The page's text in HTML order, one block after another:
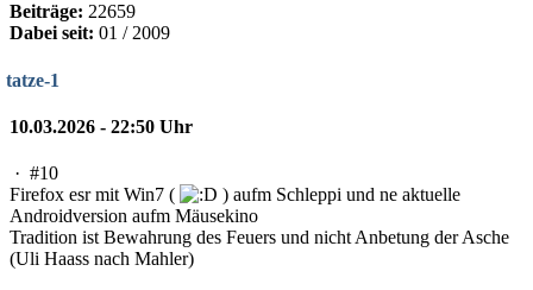
Beiträge: 22659
Dabei seit: 01 / 2009
tatze-1
10.03.2026 - 22:50 Uhr
· #10
Firefox esr mit Win7 (
) aufm Schleppi und ne aktuelle
Androidversion aufm Mäusekino
Tradition ist Bewahrung des Feuers und nicht Anbetung der Asche
(Uli Haass nach Mahler)